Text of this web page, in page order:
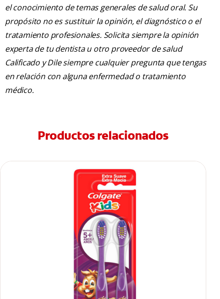
el conocimiento de temas generales de salud oral. Su
propósito no es sustituir la opinión, el diagnóstico o el
tratamiento profesionales. Solicita siempre la opinión
experta de tu dentista u otro proveedor de salud
Calificado y Dile siempre cualquier pregunta que tengas
en relación con alguna enfermedad o tratamiento
médico.
Productos relacionados